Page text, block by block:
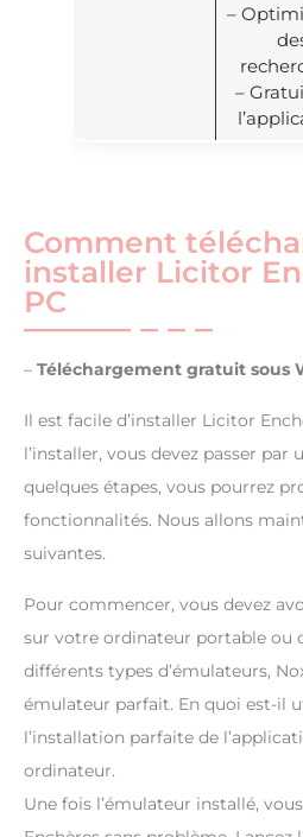
–
–
Comment
installer Licitor
PC
– Téléchargement gratuit sous
Il est facile d’installer Licitor
l’installer, vous devez passer par
quelques étapes, vous pourrez
fonctionnalités. Nous allons
suivantes.
Pour commencer, vous devez
sur votre ordinateur portable ou
différents types d’émulateurs,
émulateur parfait. En quoi est-il
l’installation parfaite de
ordinateur.
Une fois l’émulateur installé,